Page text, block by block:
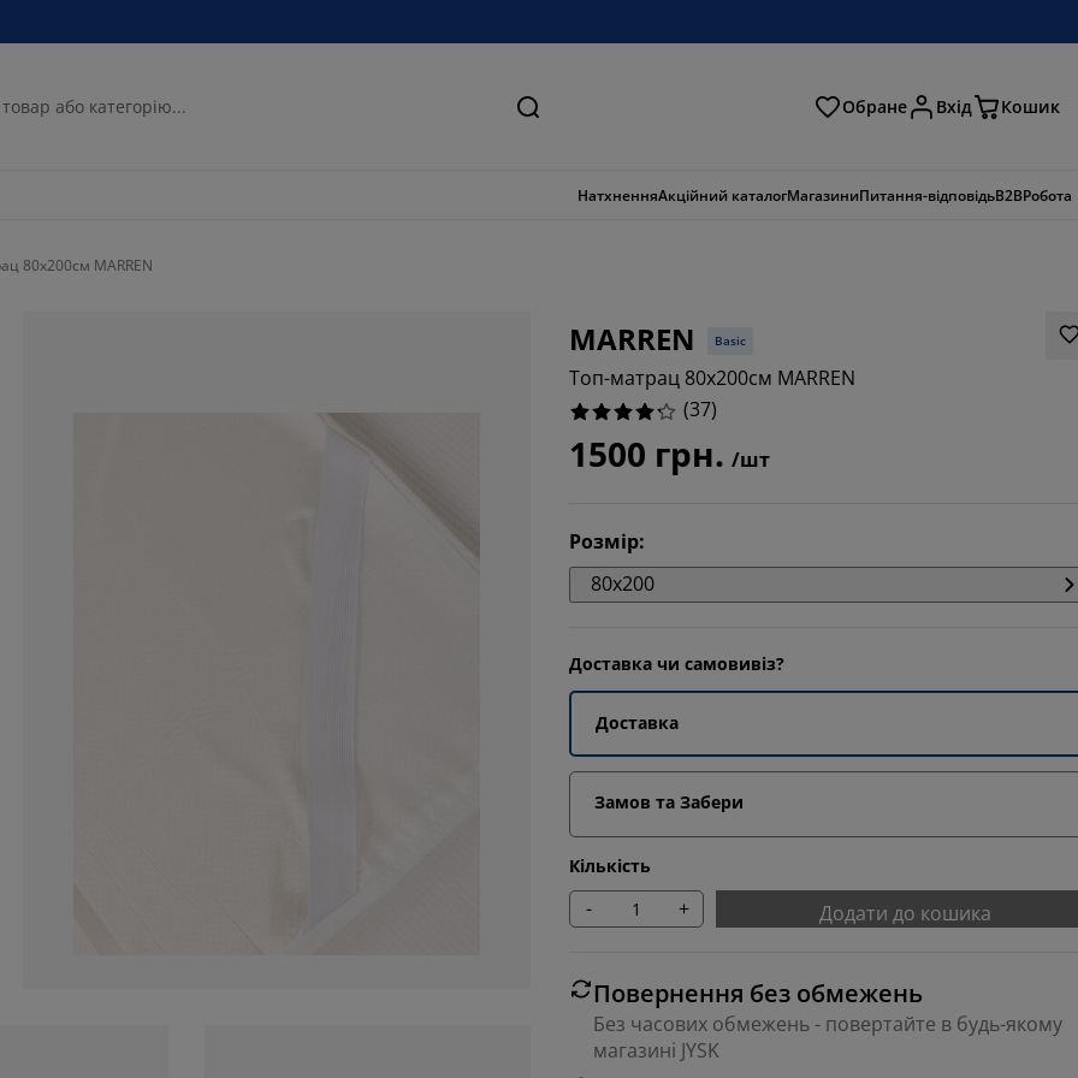
Пошук Обране Вхід Кошик
НатхненняАкційний каталогМагазиниПитання-відповідьB2BРобота
80x200см MARREN
MARREN Basic
Топ-матрац 80x200см MARREN
(37)
1500 грн. /шт
Розмір:
80x200
Доставка чи самовивіз?
Доставка
Замов та Забери
Кількість
- + Додати до кошика
Повернення без обмежень
Без часових обмежень - повертайте в будь-якому
магазині JYSK
72.97297297297297%
5.405405405405405%
16.216216216216218%